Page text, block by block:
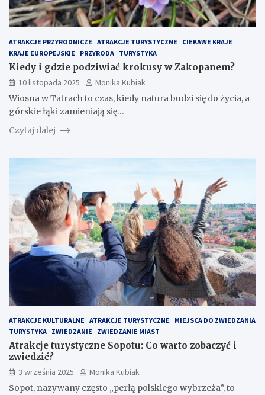
ATRAKCJE PRZYRODNICZE ATRAKCJE TURYSTYCZNE
CIEKAWE KRAJE
KRAJE EUROPEJSKIE
PRZYRODA TURYSTYKA
Kiedy i gdzie podziwiać krokusy w Zakopanem?
10 listopada 2025
Monika Kubiak
Wiosna w Tatrach to czas, kiedy natura budzi się do życia, a
górskie łąki zamieniają się…
Czytaj dalej
ATRAKCJE KULTURALNE ATRAKCJE TURYSTYCZNE
MIEJSCA DO ZWIEDZANIA
TURYSTYKA ZWIEDZANIE ZWIEDZANIE MIAST
Atrakcje turystyczne Sopotu: Co warto zobaczyć i
zwiedzić?
3 września 2025
Monika Kubiak
Sopot, nazywany często „perłą polskiego wybrzeża”, to